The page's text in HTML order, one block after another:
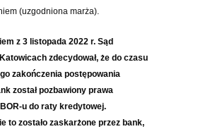
(uzgodniona marża).
z 3 listopada 2022 r. Sąd
zdecydował, że do czasu
zakończenia postępowania
został pozbawiony prawa
u do raty kredytowej.
to zostało zaskarżone przez bank,